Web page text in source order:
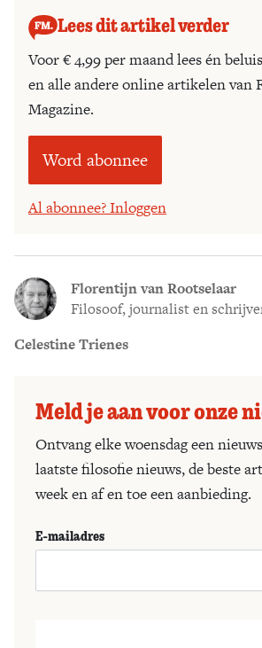
Lees dit artikel verder
Voor € 4,99 per maand lees én
en alle andere online artikelen van
Magazine.
Word abonnee
Al abonnee? Inloggen
Florentijn van Rootselaar
Filosoof, journalist en
Celestine Trienes
Meld je aan voor onze
Ontvang elke woensdag een
laatste filosofie nieuws, de beste
week en af en toe een aanbieding.
E-mailadres